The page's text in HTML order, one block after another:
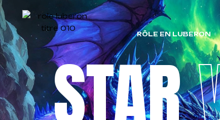
RÔLE EN LUBERON
STAR